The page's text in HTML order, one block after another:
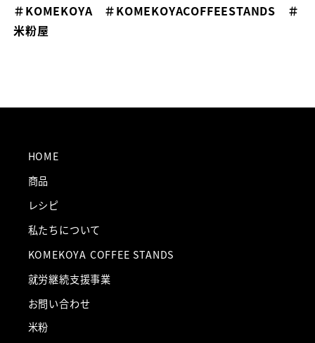
＃KOMEKOYA ＃KOMEKOYACOFFEESTANDS ＃
米粉屋
HOME
商品
レシピ
私たちについて
KOMEKOYA COFFEE STANDS
就労継続支援事業
お問い合わせ
米粉